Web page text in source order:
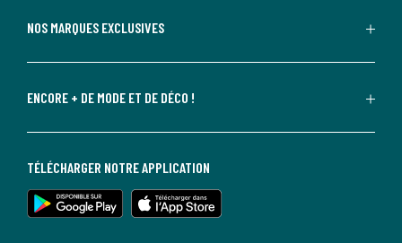
NOS MARQUES EXCLUSIVES
ENCORE + DE MODE ET DE DÉCO !
TÉLÉCHARGER NOTRE APPLICATION